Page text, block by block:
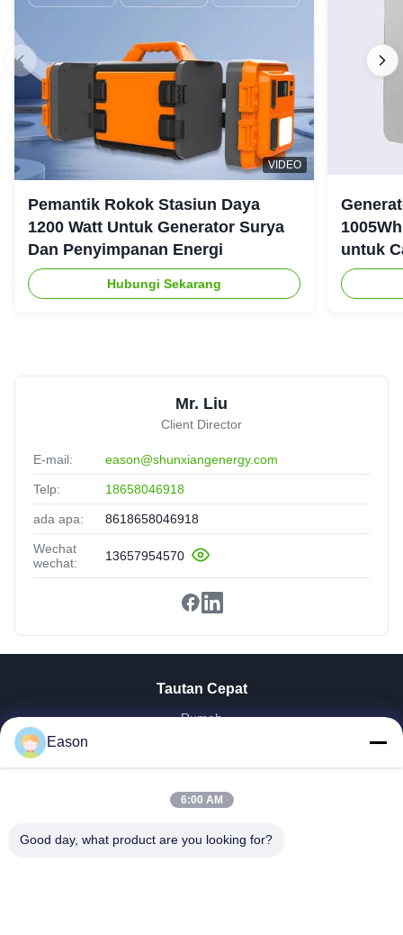
VIDEO
Pemantik Rokok Stasiun Daya
1200 Watt Untuk Generator Surya
Dan Penyimpanan Energi
Hubungi Sekarang
untuk
Mr. Liu
Client Director
E-mail: eason@shunxiangenergy.com
Telp: 18658046918
ada apa: 8618658046918
Wechat
wechat:
13657954570
Tautan Cepat
Rumah
Video
Wisata Pabrik
Kontrol Kualitas
Eason
6:00 AM
Good day, what product are you looking for?